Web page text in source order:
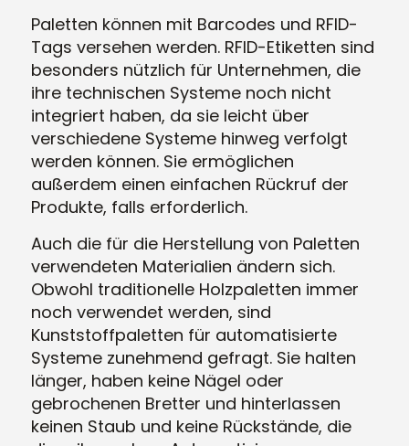
Paletten können mit Barcodes und RFID-
Tags versehen werden. RFID-Etiketten sind
besonders nützlich für Unternehmen, die
ihre technischen Systeme noch nicht
integriert haben, da sie leicht über
verschiedene Systeme hinweg verfolgt
werden können. Sie ermöglichen
außerdem einen einfachen Rückruf der
Produkte, falls erforderlich.
Auch die für die Herstellung von Paletten
verwendeten Materialien ändern sich.
Obwohl traditionelle Holzpaletten immer
noch verwendet werden, sind
Kunststoffpaletten für automatisierte
Systeme zunehmend gefragt. Sie halten
länger, haben keine Nägel oder
gebrochenen Bretter und hinterlassen
keinen Staub und keine Rückstände, die